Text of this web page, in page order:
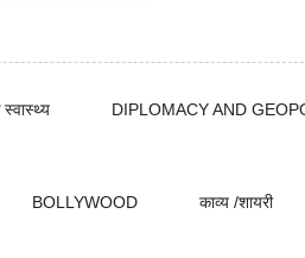
DIPLOMACY AND
BOLLYWOOD काव्य /शायरी